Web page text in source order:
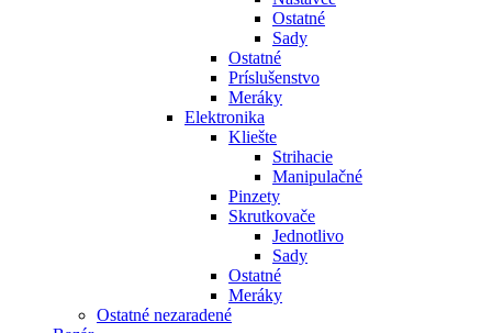
Ostatné
Sady
Ostatné
Príslušenstvo
Meráky
Elektronika
Kliešte
Strihacie
Manipulačné
Pinzety
Skrutkovače
Jednotlivo
Sady
Ostatné
Meráky
Ostatné nezaradené